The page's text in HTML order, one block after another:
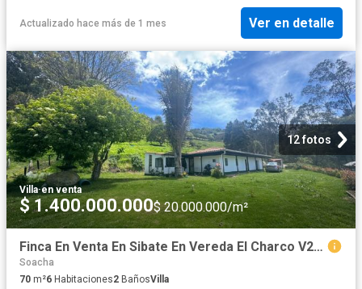
Actualizado hace más de 1 mes Ver en detalle
12 fotos
Villa·en venta
$ 1.400.000.000$ 20.000.000/m²
Finca En Venta En Sibate En Vereda El Charco V279870
Soacha
70 m²6 Habitaciones2 BañosVilla